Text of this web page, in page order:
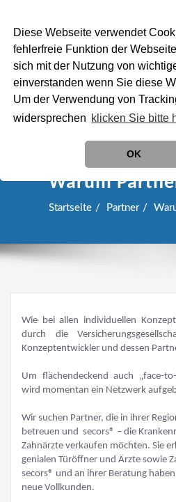
Diese Webseite verwendet
fehlerfreie Funktion der
sich mit der Nutzung von
einverstanden wenn Sie diese
Um der Verwendung von
widersprechen klicken Sie bitte
OK
Warum
Startseite Partner
Wie bei allen individuellen
durch die
Konzeptentwickler und dessen
Um flächendeckend auch „face-
wird momentan ein Netzwerk
Wir suchen Partner, die in ihrer
betreuen und secors® – die
Zahnärzte verkaufen möchten. Sie
genialen Türöffner und Ärzte sowie
secors® und an ihrer Beratung
neue Vollkunden.